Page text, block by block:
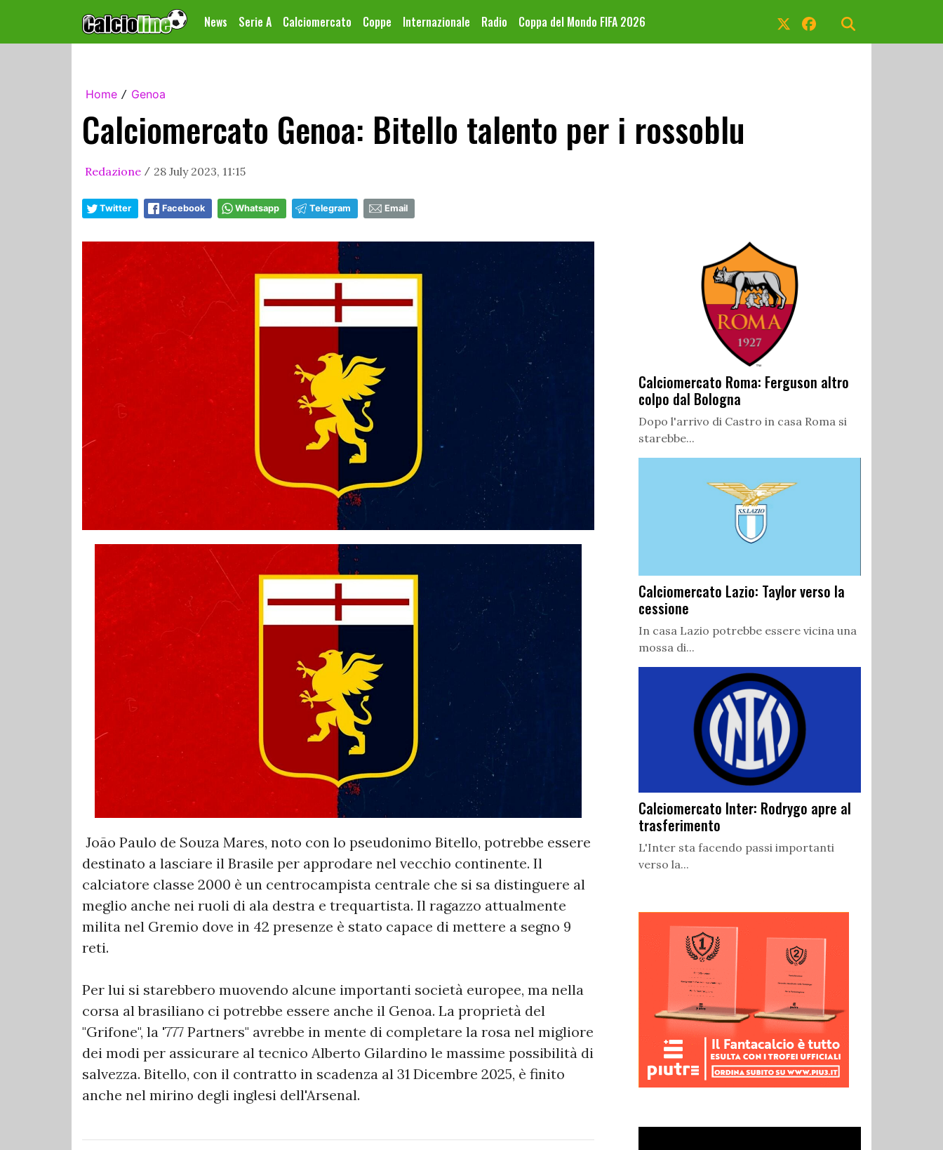
News Serie A Calciomercato Coppe Internazionale Radio Coppa del Mondo FIFA 2026
Home / Genoa
Calciomercato Genoa: Bitello talento per i rossoblu
Redazione / 28 July 2023, 11:15
Twitter Facebook Whatsapp Telegram Email
João Paulo de Souza Mares, noto con lo pseudonimo Bitello, potrebbe essere
destinato a lasciare il Brasile per approdare nel vecchio continente. Il
calciatore classe 2000 è un centrocampista centrale che si sa distinguere al
meglio anche nei ruoli di ala destra e trequartista. Il ragazzo attualmente
milita nel Gremio dove in 42 presenze è stato capace di mettere a segno 9
reti.
Per lui si starebbero muovendo alcune importanti società europee, ma nella
corsa al brasiliano ci potrebbe essere anche il Genoa. La proprietà del
"Grifone", la '777 Partners" avrebbe in mente di completare la rosa nel migliore
dei modi per assicurare al tecnico Alberto Gilardino le massime possibilità di
salvezza. Bitello, con il contratto in scadenza al 31 Dicembre 2025, è finito
anche nel mirino degli inglesi dell'Arsenal.
Calciomercato Roma: Ferguson altro
colpo dal Bologna
Dopo l'arrivo di Castro in casa Roma si
starebbe...
Calciomercato Lazio: Taylor verso la
cessione
In casa Lazio potrebbe essere vicina una
mossa di...
Calciomercato Inter: Rodrygo apre al
trasferimento
L'Inter sta facendo passi importanti
verso la...